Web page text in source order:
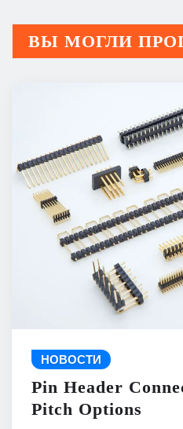
ВЫ МОГЛИ
НОВОСТИ
Pin Header
Pitch Options